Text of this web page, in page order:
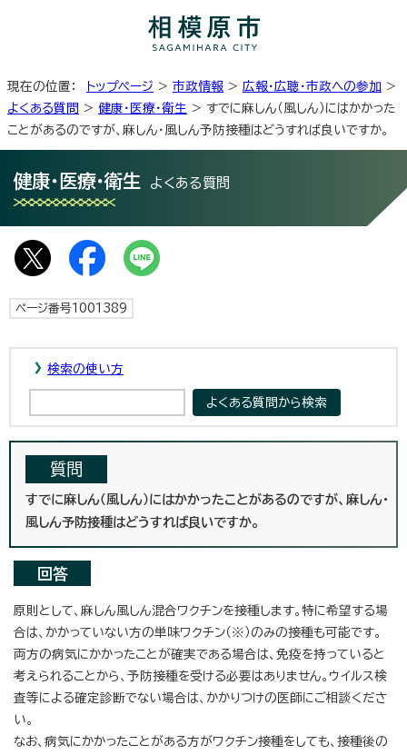
現在の位置： トップページ > 市政情報 > 広報・広聴・市政への参加 >
よくある質問 > 健康・医療・衛生 > すでに麻しん（風しん）にはかかった
ことがあるのですが、麻しん・風しん予防接種はどうすれば良いですか。
健康・医療・衛生 よくある質問
ページ番号1001389
検索の使い方
質問
すでに麻しん（風しん）にはかかったことがあるのですが、麻しん・
風しん予防接種はどうすれば良いですか。
回答
原則として、麻しん風しん混合ワクチンを接種します。特に希望する場
合は、かかっていない方の単味ワクチン（※）のみの接種も可能です。
両方の病気にかかったことが確実である場合は、免疫を持っていると
考えられることから、予防接種を受ける必要はありません。ウイルス検
査等による確定診断でない場合は、かかりつけの医師にご相談くださ
い。
なお、病気にかかったことがある方がワクチン接種をしても、接種後の